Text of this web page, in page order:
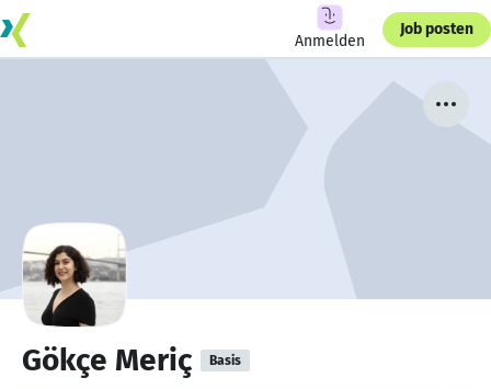
Anmelden
Job posten
Gökçe Meriç Basis